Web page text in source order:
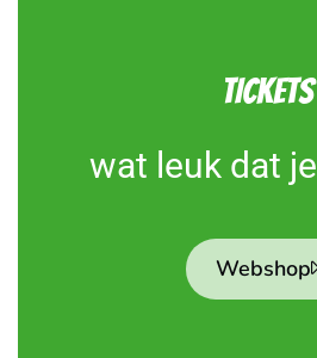
TICKETS
wat leuk dat
Webshop